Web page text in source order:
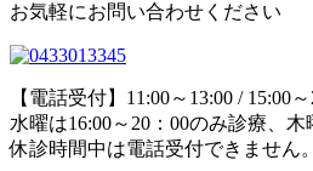
お気軽にお問い合わせください
【電話受付】11:00～13:00 / 15:00
水曜は16:00～20：00のみ診療、木
休診時間中は電話受付できません。